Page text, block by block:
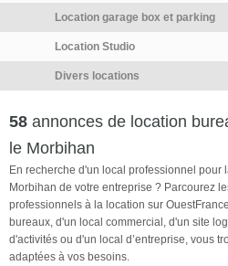
Location garage box et parking
Location Studio
Divers locations
58 annonces de location
le Morbihan
En recherche d'un local professionnel pour
Morbihan de votre entreprise ? Parcourez
professionnels à la location sur
bureaux, d'un local commercial, d'un site
d'activités ou d'un local d’entreprise, vous
adaptées à vos besoins.